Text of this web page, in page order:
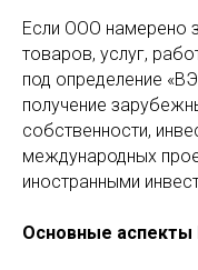
Если ООО намерено
товаров, услуг,
под определение
получение
собственности,
международных
иностранными
Основные